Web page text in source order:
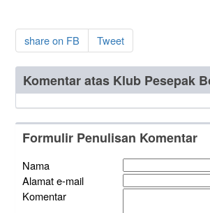
share on FB Tweet
Komentar atas Klub Pesepak
Formulir Penulisan Komentar
Nama
Alamat e-mail
Komentar